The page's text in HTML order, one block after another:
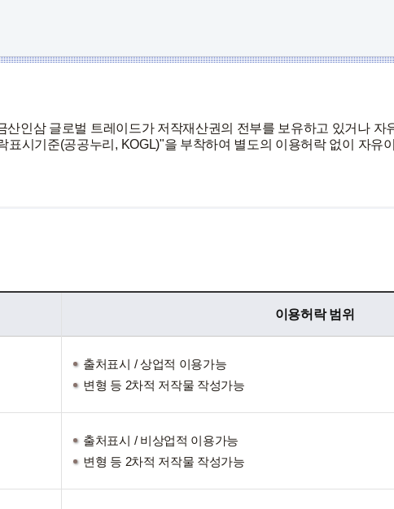
인삼 글로벌 트레이드가 저작재산권의 전부를 보유하고 있거나 자
시기준(공공누리, KOGL)"을 부착하여 별도의 이용허락 없이 자유
이용허락 범위
출처표시 / 상업적 이용가능
변형 등 2차적 저작물 작성가능
출처표시 / 비상업적 이용가능
변형 등 2차적 저작물 작성가능